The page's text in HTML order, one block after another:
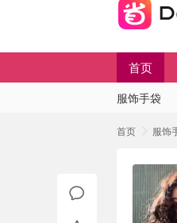
首页
服饰手袋
首页 服饰